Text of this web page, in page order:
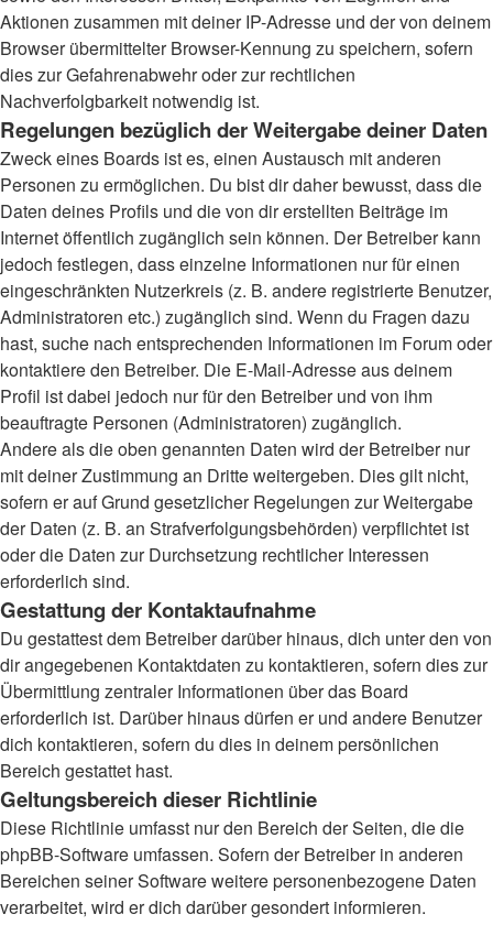
Aktionen zusammen mit deiner IP-Adresse und der von deinem
Browser übermittelter Browser-Kennung zu speichern, sofern
dies zur Gefahrenabwehr oder zur rechtlichen
Nachverfolgbarkeit notwendig ist.
Regelungen bezüglich der Weitergabe deiner Daten
Zweck eines Boards ist es, einen Austausch mit anderen
Personen zu ermöglichen. Du bist dir daher bewusst, dass die
Daten deines Profils und die von dir erstellten Beiträge im
Internet öffentlich zugänglich sein können. Der Betreiber kann
jedoch festlegen, dass einzelne Informationen nur für einen
eingeschränkten Nutzerkreis (z. B. andere registrierte Benutzer,
Administratoren etc.) zugänglich sind. Wenn du Fragen dazu
hast, suche nach entsprechenden Informationen im Forum oder
kontaktiere den Betreiber. Die E-Mail-Adresse aus deinem
Profil ist dabei jedoch nur für den Betreiber und von ihm
beauftragte Personen (Administratoren) zugänglich.
Andere als die oben genannten Daten wird der Betreiber nur
mit deiner Zustimmung an Dritte weitergeben. Dies gilt nicht,
sofern er auf Grund gesetzlicher Regelungen zur Weitergabe
der Daten (z. B. an Strafverfolgungsbehörden) verpflichtet ist
oder die Daten zur Durchsetzung rechtlicher Interessen
erforderlich sind.
Gestattung der Kontaktaufnahme
Du gestattest dem Betreiber darüber hinaus, dich unter den von
dir angegebenen Kontaktdaten zu kontaktieren, sofern dies zur
Übermittlung zentraler Informationen über das Board
erforderlich ist. Darüber hinaus dürfen er und andere Benutzer
dich kontaktieren, sofern du dies in deinem persönlichen
Bereich gestattet hast.
Geltungsbereich dieser Richtlinie
Diese Richtlinie umfasst nur den Bereich der Seiten, die die
phpBB-Software umfassen. Sofern der Betreiber in anderen
Bereichen seiner Software weitere personenbezogene Daten
verarbeitet, wird er dich darüber gesondert informieren.